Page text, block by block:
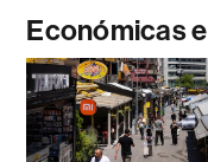
Económicas